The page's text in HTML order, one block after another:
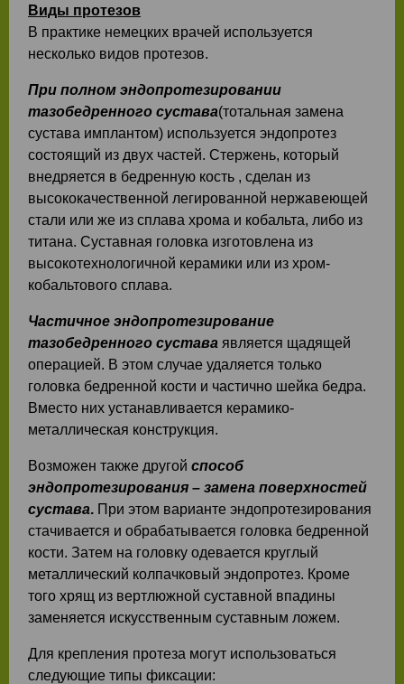
Виды протезов
В практике немецких врачей используется
несколько видов протезов.
При полном эндопротезировании
тазобедренного сустава(тотальная замена
сустава имплантом) используется эндопротез
состоящий из двух частей. Стержень, который
внедряется в бедренную кость , сделан из
высококачественной легированной нержавеющей
стали или же из сплава хрома и кобальта, либо из
титана. Суставная головка изготовлена из
высокотехнологичной керамики или из хром-
кобальтового сплава.
Частичное эндопротезирование
тазобедренного сустава является щадящей
операцией. В этом случае удаляется только
головка бедренной кости и частично шейка бедра.
Вместо них устанавливается керамико-
металлическая конструкция.
Возможен также другой способ
эндопротезирования – замена поверхностей
сустава. При этом варианте эндопротезирования
стачивается и обрабатывается головка бедренной
кости. Затем на головку одевается круглый
металлический колпачковый эндопротез. Кроме
того хрящ из вертлюжной суставной впадины
заменяется искусственным суставным ложем.
Для крепления протеза могут использоваться
следующие типы фиксации: